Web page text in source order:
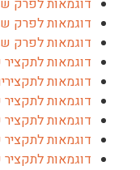
דוגמאות לפרק
דוגמאות לפרק
דוגמאות לפרק
דוגמאות
דוגמאות
דוגמאות
דוגמאות
דוגמאות
דוגמאות